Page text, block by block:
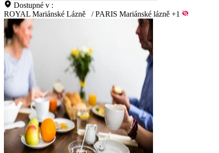
Dostupné v :
ROYAL Mariánské Lázně
/ PARIS Mariánské lázně +1